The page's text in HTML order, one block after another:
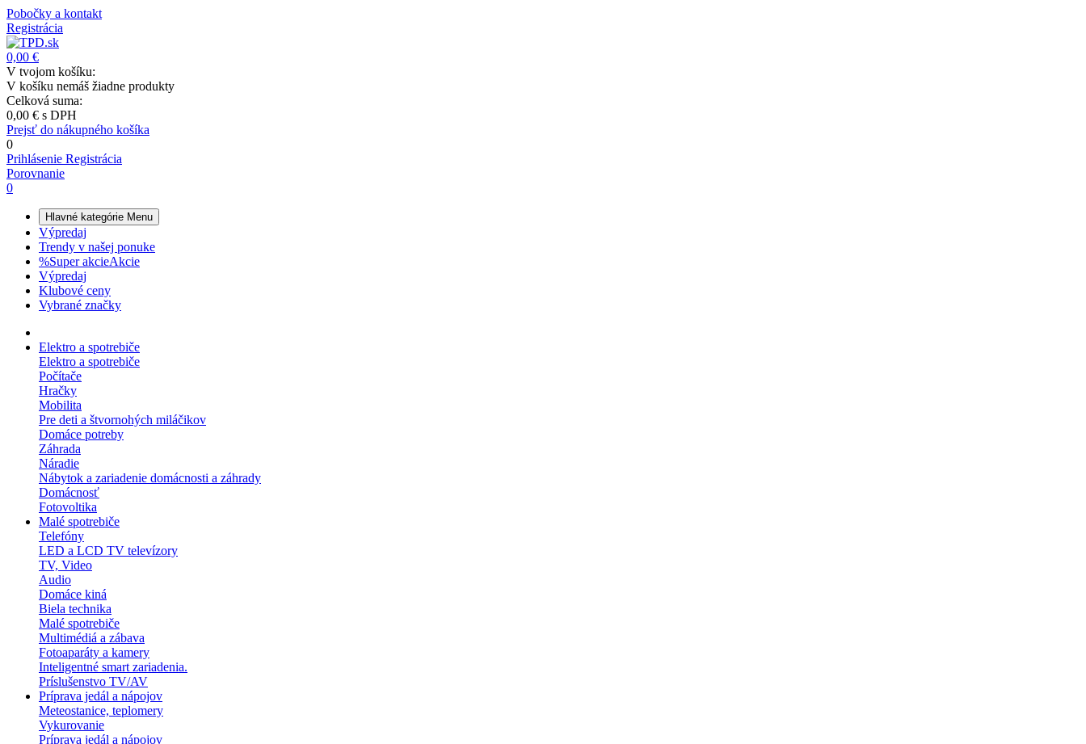
Pobočky a kontakt
Registrácia
0,00 €
V tvojom košíku:
V košíku nemáš žiadne produkty
Celková suma:
0,00 € s DPH
Prejsť do nákupného košíka
0
Prihlásenie Registrácia
Porovnanie
0
Hlavné kategórie Menu
Výpredaj
Trendy v našej ponuke
%Super akcieAkcie
Výpredaj
Klubové ceny
Vybrané značky
Elektro a spotrebiče
Elektro a spotrebiče
Počítače
Hračky
Mobilita
Pre deti a štvornohých miláčikov
Domáce potreby
Záhrada
Náradie
Nábytok a zariadenie domácnosti a záhrady
Domácnosť
Fotovoltika
Malé spotrebiče
Telefóny
LED a LCD TV televízory
TV, Video
Audio
Domáce kiná
Biela technika
Malé spotrebiče
Multimédiá a zábava
Fotoaparáty a kamery
Inteligentné smart zariadenia.
Príslušenstvo TV/AV
Príprava jedál a nápojov
Meteostanice, teplomery
Vykurovanie
Príprava jedál a nápojov